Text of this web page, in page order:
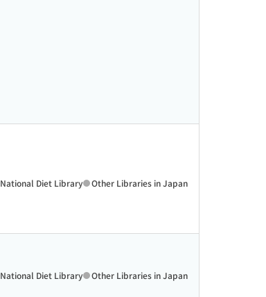
National Diet Library Other Libraries in Japan
National Diet Library Other Libraries in Japan